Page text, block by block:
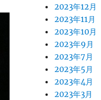
2023年12月
2023年11月
2023年10月
2023年9月
2023年7月
2023年5月
2023年4月
2023年3月